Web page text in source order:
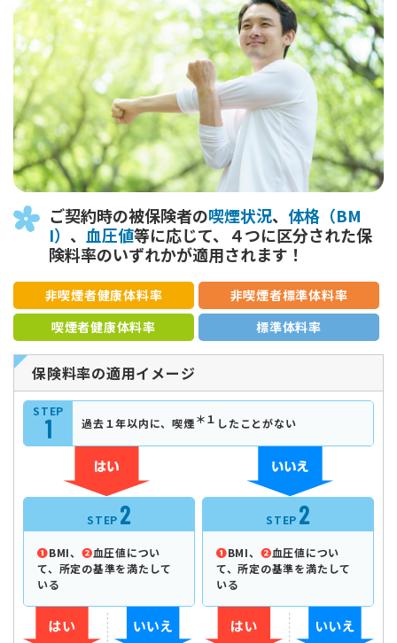
ご契約時の被保険者の喫煙状況、 体格（BM
I） 、 血圧値等に応じて、４つに区分された保
険料率のいずれかが適用されます！
非喫煙者健康体料率
非喫煙者標準体料率
喫煙者健康体料率
標準体料率
保険料率の適用イメージ
STEP
1 過去１年以内に、喫煙＊１ したことがない
STEP 2
❶BMI、 ❷血圧値につい
て、 所定の基準を満たして
いる
STEP 2
❶BMI、 ❷血圧値につい
て、所定の基準を満たして
いる